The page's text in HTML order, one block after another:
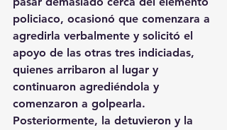
policiaco, ocasionó que comenzara a
agredirla verbalmente y solicitó el
apoyo de las otras tres indiciadas,
quienes arribaron al lugar y
continuaron agrediéndola y
comenzaron a golpearla.
Posteriormente, la detuvieron y la